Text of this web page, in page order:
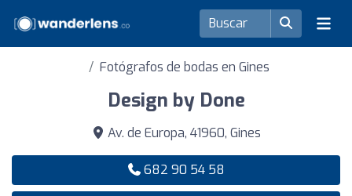
Fotógrafos de bodas en Gines
Design by Done
Av. de Europa, 41960, Gines
682 90 54 58